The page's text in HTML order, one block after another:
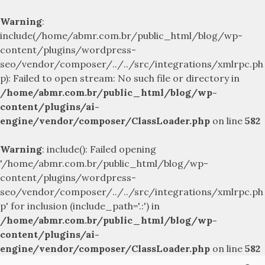
Warning:
include(/home/abmr.com.br/public_html/blog/wp-
content/plugins/wordpress-
seo/vendor/composer/../../src/integrations/xmlrpc.ph
p): Failed to open stream: No such file or directory in
/home/abmr.com.br/public_html/blog/wp-
content/plugins/ai-
engine/vendor/composer/ClassLoader.php on line 582
Warning: include(): Failed opening
'/home/abmr.com.br/public_html/blog/wp-
content/plugins/wordpress-
seo/vendor/composer/../../src/integrations/xmlrpc.ph
p' for inclusion (include_path='.:') in
/home/abmr.com.br/public_html/blog/wp-
content/plugins/ai-
engine/vendor/composer/ClassLoader.php on line 582